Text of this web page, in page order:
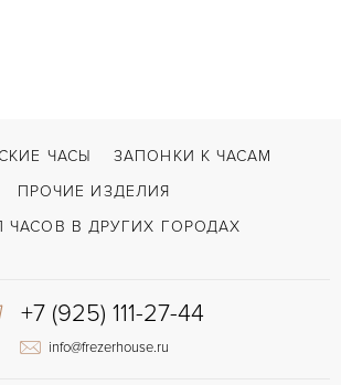
ЧАСЫ
ЗАПОНКИ К ЧАСАМ
ПРОЧИЕ ИЗДЕЛИЯ
ЧАСОВ В ДРУГИХ ГОРОДАХ
+7 (925) 111-27-44
info@frezerhouse.ru